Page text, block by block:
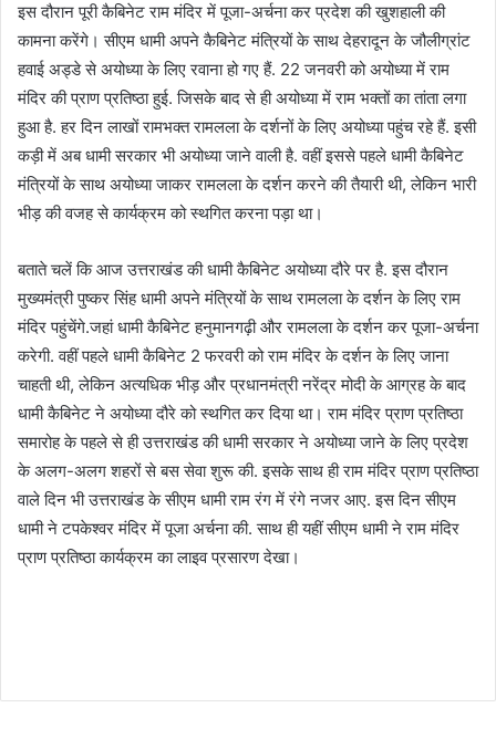
इस दौरान पूरी कैबिनेट राम मंदिर में पूजा-अर्चना कर प्रदेश की खुशहाली की
कामना करेंगे। सीएम धामी अपने कैबिनेट मंत्रियों के साथ देहरादून के जौलीग्रांट
हवाई अड्डे से अयोध्या के लिए रवाना हो गए हैं. 22 जनवरी को अयोध्या में राम
मंदिर की प्राण प्रतिष्ठा हुई. जिसके बाद से ही अयोध्या में राम भक्तों का तांता लगा
हुआ है. हर दिन लाखों रामभक्त रामलला के दर्शनों के लिए अयोध्या पहुंच रहे हैं. इसी
कड़ी में अब धामी सरकार भी अयोध्या जाने वाली है. वहीं इससे पहले धामी कैबिनेट
मंत्रियों के साथ अयोध्या जाकर रामलला के दर्शन करने की तैयारी थी, लेकिन भारी
भीड़ की वजह से कार्यक्रम को स्थगित करना पड़ा था।
बताते चलें कि आज उत्तराखंड की धामी कैबिनेट अयोध्या दौरे पर है. इस दौरान
मुख्यमंत्री पुष्कर सिंह धामी अपने मंत्रियों के साथ रामलला के दर्शन के लिए राम
मंदिर पहुंचेंगे.जहां धामी कैबिनेट हनुमानगढ़ी और रामलला के दर्शन कर पूजा-अर्चना
करेगी. वहीं पहले धामी कैबिनेट 2 फरवरी को राम मंदिर के दर्शन के लिए जाना
चाहती थी, लेकिन अत्यधिक भीड़ और प्रधानमंत्री नरेंद्र मोदी के आग्रह के बाद
धामी कैबिनेट ने अयोध्या दौरे को स्थगित कर दिया था। राम मंदिर प्राण प्रतिष्ठा
समारोह के पहले से ही उत्तराखंड की धामी सरकार ने अयोध्या जाने के लिए प्रदेश
के अलग-अलग शहरों से बस सेवा शुरू की. इसके साथ ही राम मंदिर प्राण प्रतिष्ठा
वाले दिन भी उत्तराखंड के सीएम धामी राम रंग में रंगे नजर आए. इस दिन सीएम
धामी ने टपकेश्वर मंदिर में पूजा अर्चना की. साथ ही यहीं सीएम धामी ने राम मंदिर
प्राण प्रतिष्ठा कार्यक्रम का लाइव प्रसारण देखा।